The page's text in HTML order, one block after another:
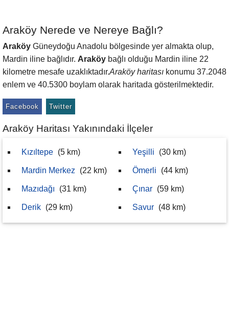
Araköy Nerede ve Nereye Bağlı?
Araköy Güneydoğu Anadolu bölgesinde yer almakta olup,
Mardin iline bağlıdır. Araköy bağlı olduğu Mardin iline 22
kilometre mesafe uzaklıktadır.Araköy haritası konumu 37.2048
enlem ve 40.5300 boylam olarak haritada gösterilmektedir.
Facebook Twitter
Araköy Haritası Yakınındaki İlçeler
Kızıltepe (5 km)
Mardin Merkez (22 km)
Mazıdağı (31 km)
Derik (29 km)
Yeşilli (30 km)
Ömerli (44 km)
Çınar (59 km)
Savur (48 km)